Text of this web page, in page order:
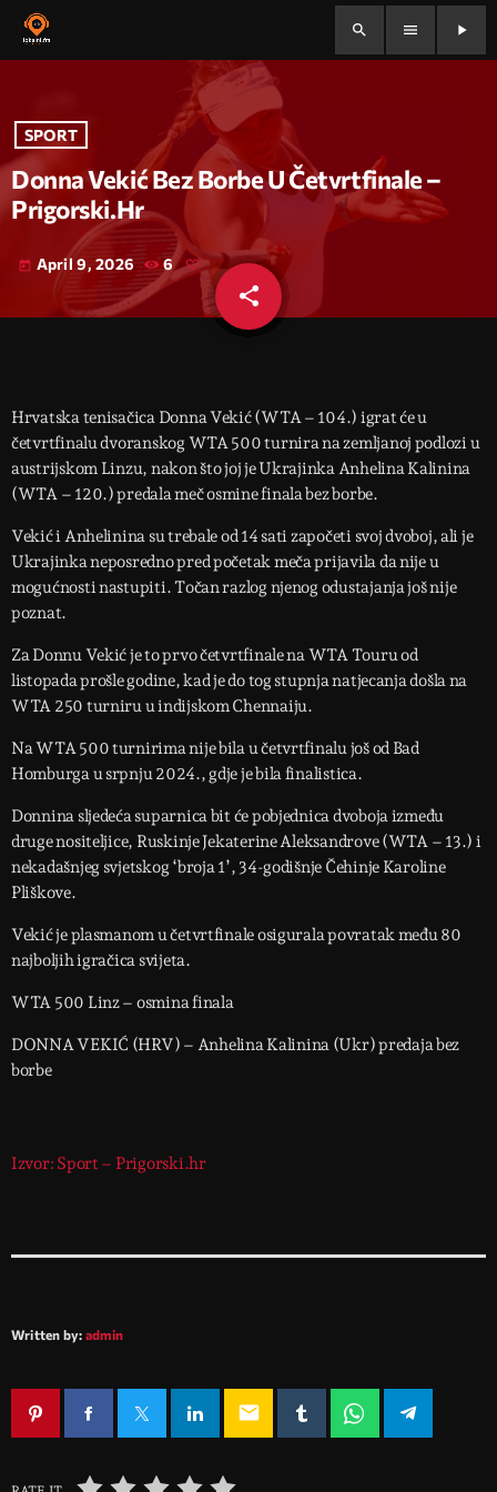
search menu play_arrow
SPORT
Donna Vekić Bez Borbe U Četvrtfinale –
Prigorski.hr
today April 9, 2026 6
share
email
Hrvatska tenisačica Donna Vekić (WTA – 104.) igrat će u
četvrtfinalu dvoranskog WTA 500 turnira na zemljanoj podlozi u
austrijskom Linzu, nakon što joj je Ukrajinka Anhelina Kalinina
(WTA – 120.) predala meč osmine finala bez borbe.
Vekić i Anhelinina su trebale od 14 sati započeti svoj dvoboj, ali je
Ukrajinka neposredno pred početak meča prijavila da nije u
mogućnosti nastupiti. Točan razlog njenog odustajanja još nije
poznat.
Za Donnu Vekić je to prvo četvrtfinale na WTA Touru od
listopada prošle godine, kad je do tog stupnja natjecanja došla na
WTA 250 turniru u indijskom Chennaiju.
Na WTA 500 turnirima nije bila u četvrtfinalu još od Bad
Homburga u srpnju 2024., gdje je bila finalistica.
Donnina sljedeća suparnica bit će pobjednica dvoboja između
druge nositeljice, Ruskinje Jekaterine Aleksandrove (WTA – 13.) i
nekadašnjeg svjetskog ‘broja 1’, 34-godišnje Čehinje Karoline
Pliškove.
Vekić je plasmanom u četvrtfinale osigurala povratak među 80
najboljih igračica svijeta.
WTA 500 Linz – osmina finala
DONNA VEKIĆ (HRV) – Anhelina Kalinina (Ukr) predaja bez
borbe
Izvor: Sport – Prigorski.hr
Written by: admin
email